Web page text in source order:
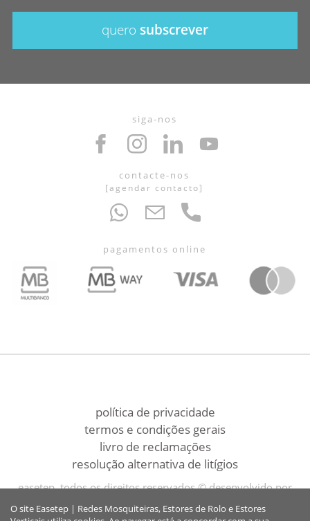
quero subscrever
siga-nos
contacte-nos
[agendar contacto]
pagamentos online
política de privacidade
termos e condições gerais
livro de reclamações
resolução alternativa de litígios
easetep, todos os direitos reservados © desenvolvido por
bomsite
O site Easetep | Redes Mosquiteiras, Estores de Rolo e Estores